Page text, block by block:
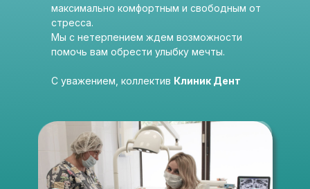
максимально комфортным и свободным от
стресса.
Мы с нетерпением ждем возможности
помочь вам обрести улыбку мечты.
С уважением, коллектив Клиник Дент